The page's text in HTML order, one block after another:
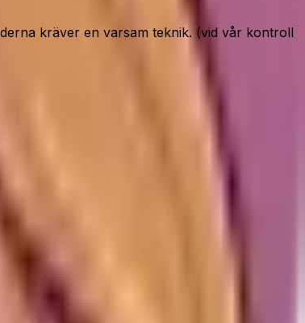
kräver en varsam teknik. (vid vår kontroll